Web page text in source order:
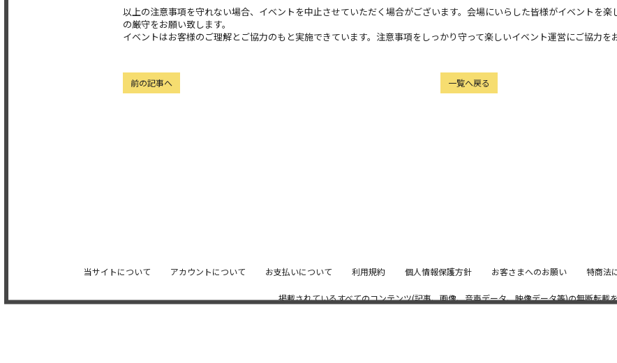
以上の注意事項を守れない場合、イベントを中止させていただく場合がございます。会場にいらした皆様がイベントを
の厳守をお願い致します。
イベントはお客様のご理解とご協力のもと実施できています。注意事項をしっかり守って楽しいイベント運営にご協力を
一覧へ戻る
前の記事へ
当サイトについて アカウントについて お支払いについて 利用規約 個人情報保護方針 お客さまへのお願い 特商法
掲載されているすべてのコンテンツ(記事、画像、音声データ、映像データ等)の無断転載